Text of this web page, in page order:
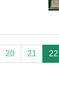
20 21 22